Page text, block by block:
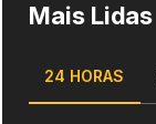
Mais Lidas
24 HORAS